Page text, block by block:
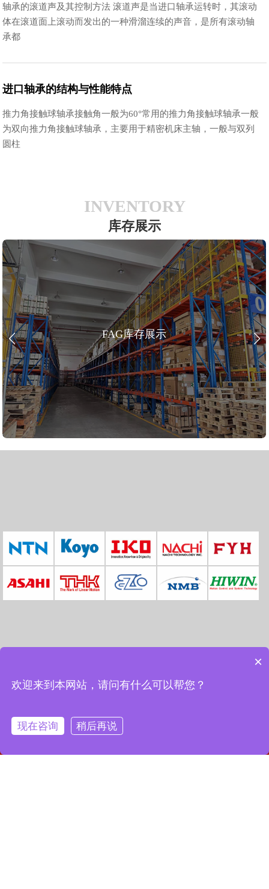
轴承的滚道声及其控制方法 滚道声是当进口轴承运转时，其滚动
体在滚道面上滚动而发出的一种滑溜连续的声音，是所有滚动轴
承都
进口轴承的结构与性能特点
推力角接触球轴承接触角一般为60°常用的推力角接触球轴承一般
为双向推力角接触球轴承，主要用于精密机床主轴，一般与双列
圆柱
INVENTORY
库存展示
FAG库存展示
联系我们
×
欢迎来到本网站，请问有什么可以帮您？
现在咨询 稍后再说